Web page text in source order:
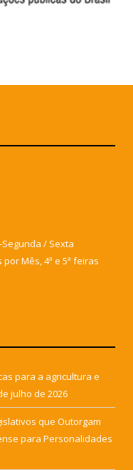
/ Sexta
Mês, 4ª e 5ª feiras
para a agricultura e
julho de 2026
que Outorgam
para Personalidades